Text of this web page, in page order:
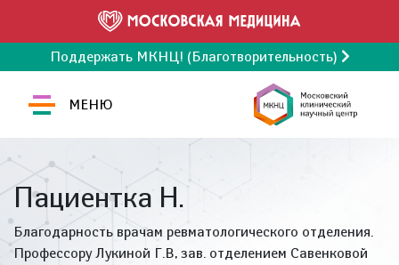
Поддержать МКНЦ! (Благотворительность)
МЕНЮ
Пациентка Н.
Благодарность врачам ревматологического отделения.
Профессору Лукиной Г.В, зав. отделением Савенковой